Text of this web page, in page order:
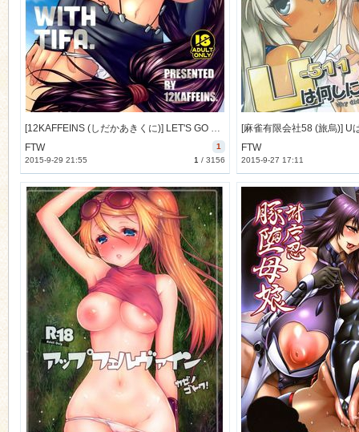
[12KAFFEINS (しだかあきくに)] LET'S GO TO TH SEA WITH TIFA. (ファイナルファンタジー) [49M]
1
FTW
1 / 3156
2015-9-29 21:55
FTW
2015-9-27 17:11